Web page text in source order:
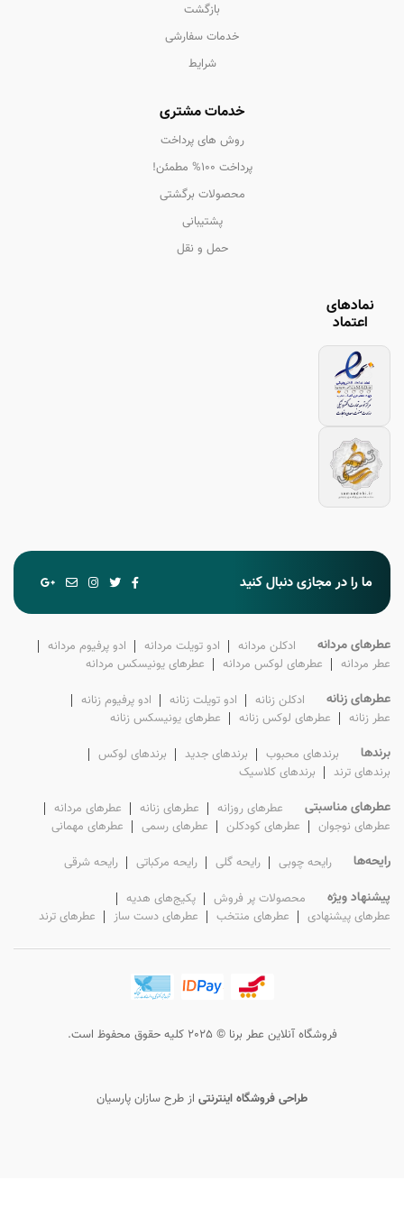
بازگشت
خدمات سفارشی
شرایط
خدمات مشتری
روش های پرداخت
پرداخت 100% مطمئن!
محصولات برگشتی
پشتیبانی
حمل و نقل
نمادهای
اعتماد
ما را در مجازی دنبال کنید
عطرهای مردانه ادکلن‌ مردانه ادو تویلت‌ مردانه
ادو پرفیوم‌ مردانه
عطر‌ مردانه
عطرهای لوکس‌ مردانه عطرهای یونیسکس مردانه
عطرهای زنانه ادکلن‌ زنانه ادو تویلت‌ زنانه
ادو پرفیوم‌ زنانه
عطر‌ زنانه
عطرهای لوکس‌ زنانه عطرهای یونیسکس زنانه
برندها برندهای محبوب برندهای جدید
برندهای لوکس
برندهای ترند
برندهای کلاسیک
عطرهای مناسبتی عطرهای روزانه عطرهای زنانه
عطرهای مردانه
عطرهای نوجوان
عطرهای کودکلن عطرهای رسمی عطرهای مهمانی
رایحه‌ها رایحه چوبی رایحه گلی رایحه مرکباتی رایحه شرقی
پیشنهاد ویژه محصولات پر فروش
پکیج‌های هدیه
عطرهای پیشنهادی
عطرهای منتخب عطرهای دست ساز عطرهای ترند
فروشگاه آنلاین عطر برنا © 2025 کلیه حقوق محفوظ است.
طراحی فروشگاه اینترنتی از طرح سازان پارسیان